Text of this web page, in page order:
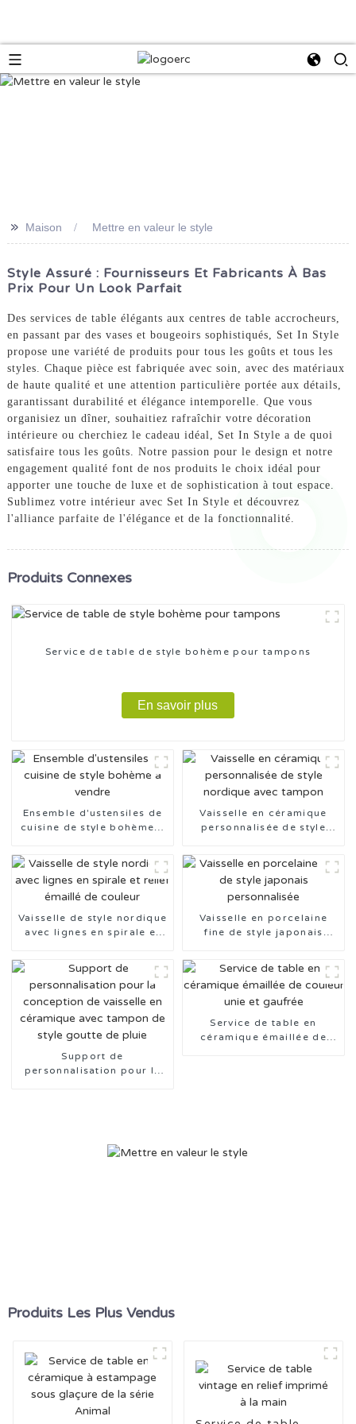
>> Maison Mettre en valeur le style
Style Assuré : Fournisseurs Et Fabricants À Bas
Prix Pour Un Look Parfait
Des services de table élégants aux centres de table accrocheurs,
en passant par des vases et bougeoirs sophistiqués, Set In Style
propose une variété de produits pour tous les goûts et tous les
styles. Chaque pièce est fabriquée avec soin, avec des matériaux
de haute qualité et une attention particulière portée aux détails,
garantissant durabilité et élégance intemporelle. Que vous
organisiez un dîner, souhaitiez rafraîchir votre décoration
intérieure ou cherchiez le cadeau idéal, Set In Style a de quoi
satisfaire tous les goûts. Notre passion pour le design et notre
engagement qualité font de nos produits le choix idéal pour
apporter une touche de luxe et de sophistication à tout espace.
Sublimez votre intérieur avec Set In Style et découvrez
l'alliance parfaite de l'élégance et de la fonctionnalité.
Produits Connexes
Service de table de style bohème pour tampons
En savoir plus
Ensemble d'ustensiles de
cuisine de style bohème à
Vaisselle en céramique
personnalisée de style
Vaisselle de style nordique
avec lignes en spirale et
Vaisselle en porcelaine
fine de style japonais
Support de
personnalisation pour la
Service de table en
céramique émaillée de
Produits Les Plus Vendus